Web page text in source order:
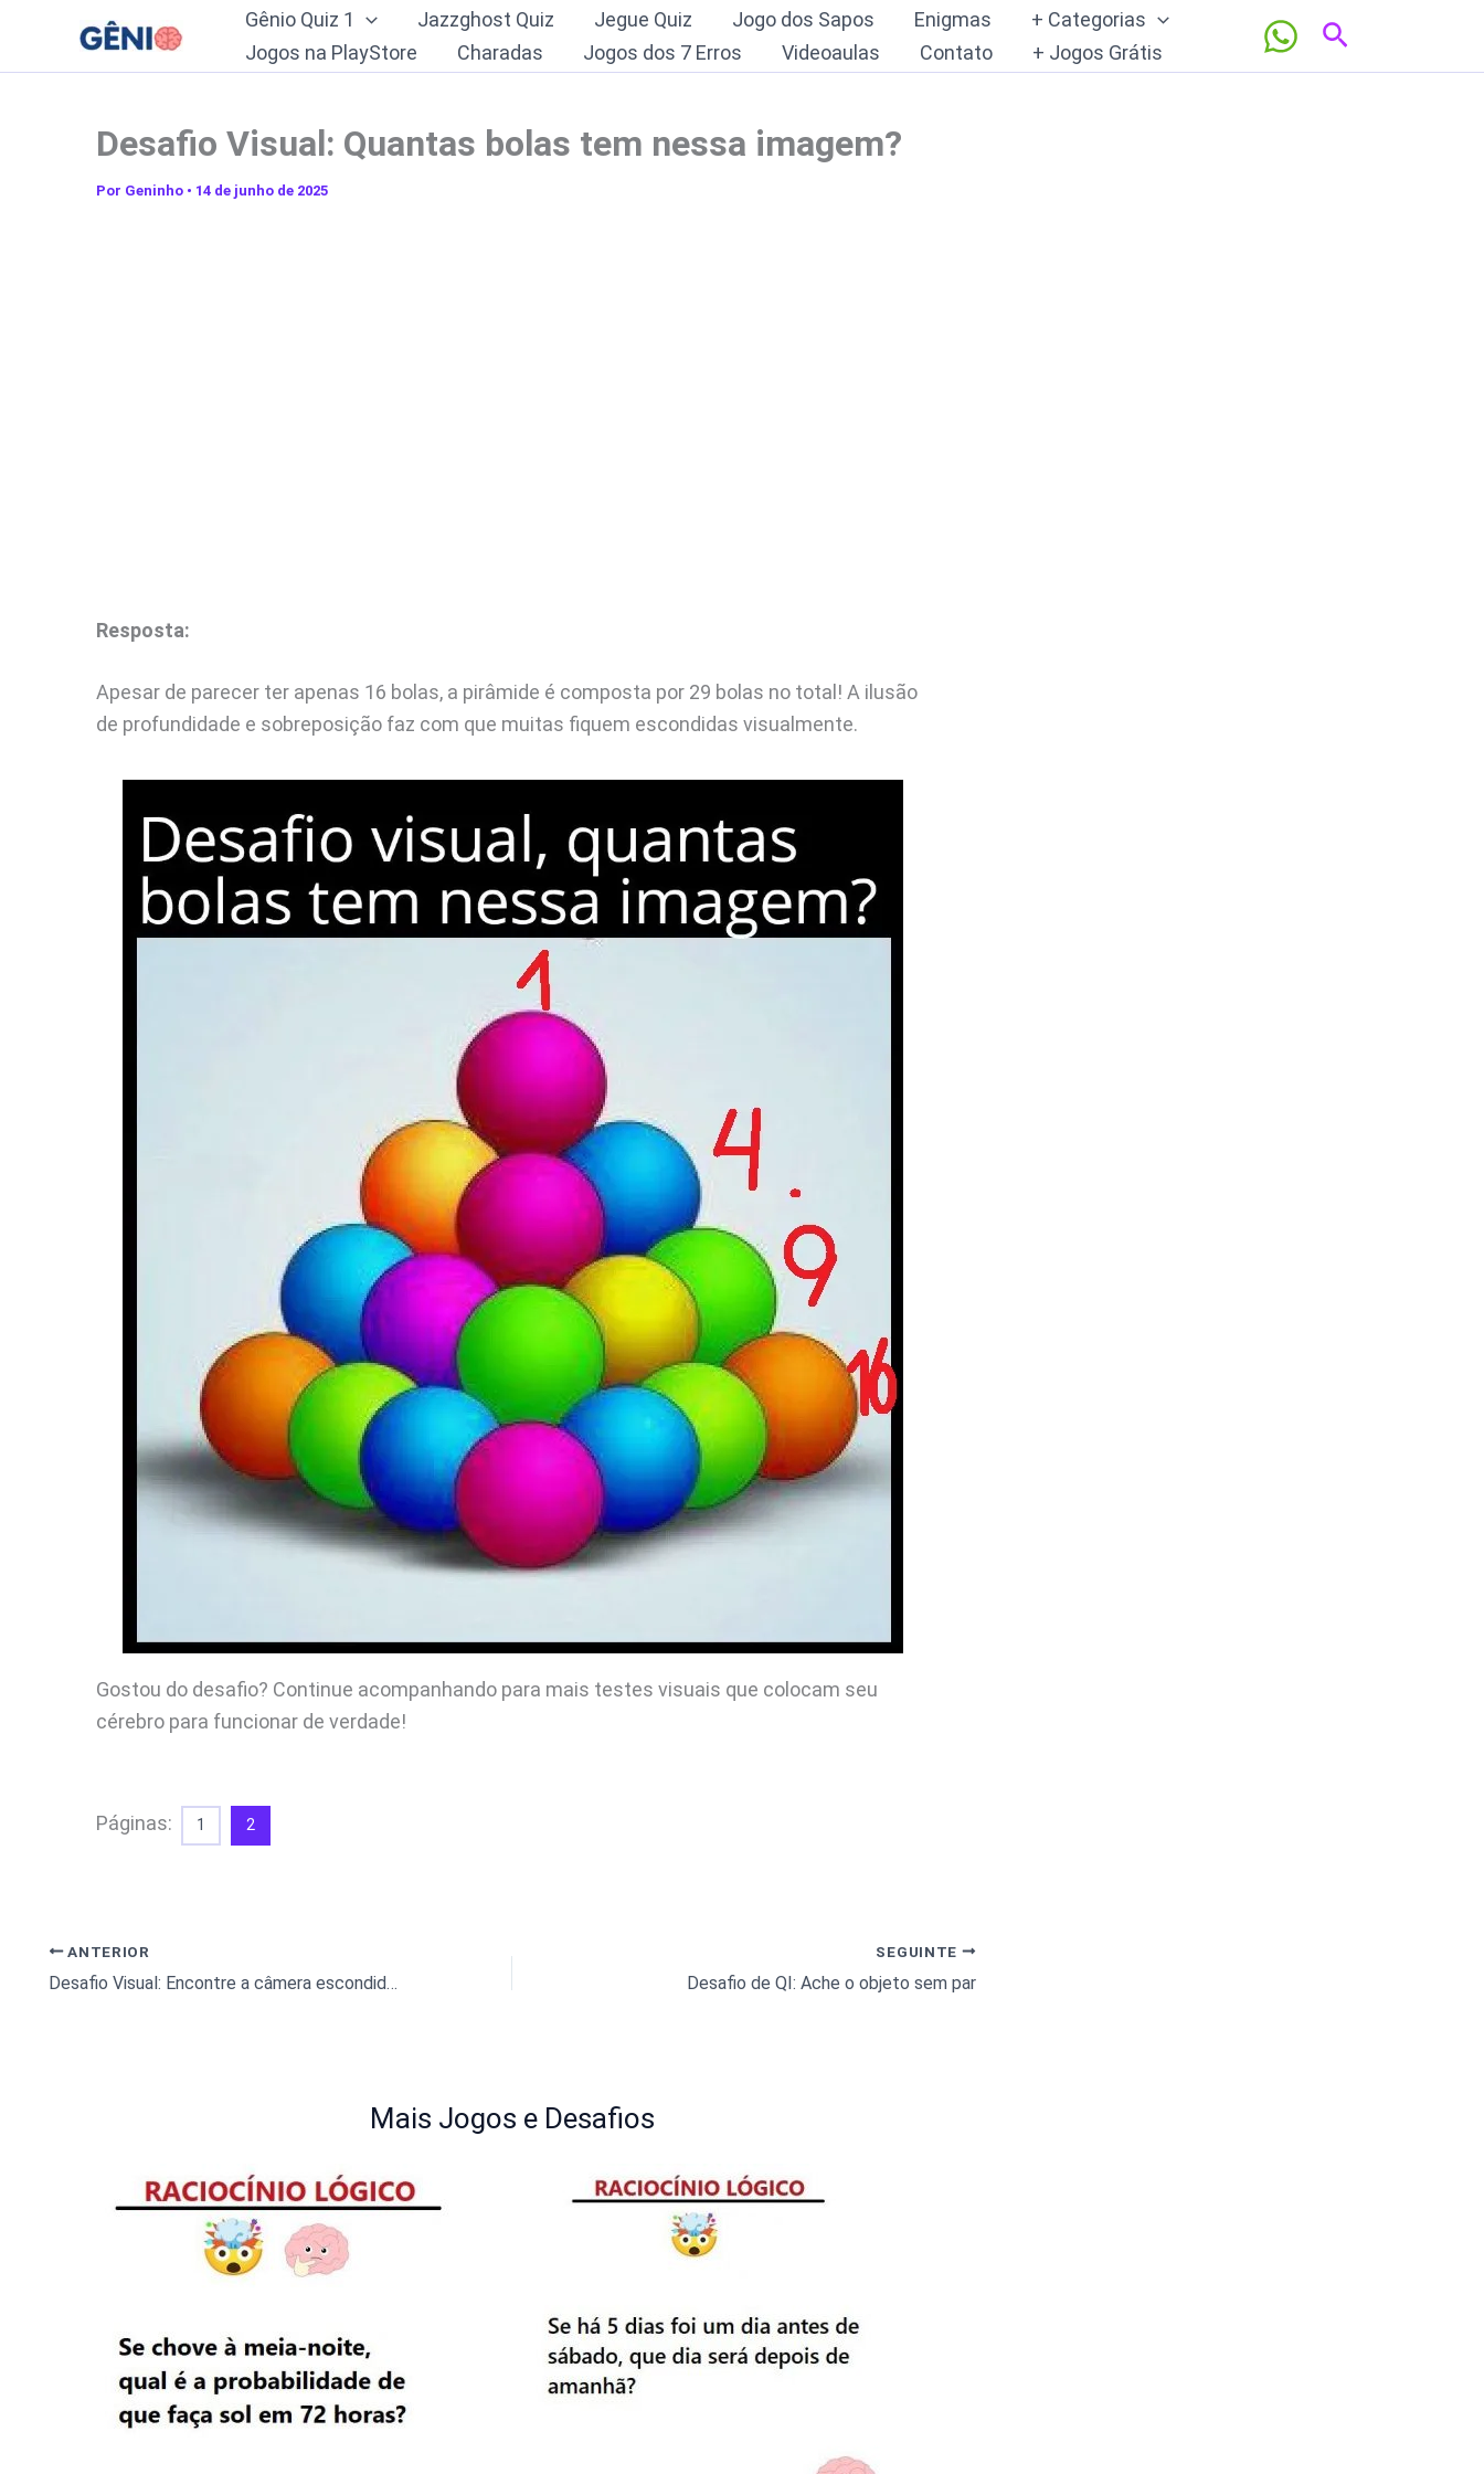
o
Gênio Quiz 1 Jazzghost Quiz Jegue Quiz Jogo dos Sapos Enigmas
+ Categorias
Jogos na PlayStore
Charadas Jogos dos 7 Erros Videoaulas Contato + Jogos Grátis
Pesquisar
Desafio Visual: Quantas bolas tem nessa imagem?
Por Geninho • 14 de junho de 2025
Resposta:
Apesar de parecer ter apenas 16 bolas, a pirâmide é composta por 29 bolas no total! A ilusão
de profundidade e sobreposição faz com que muitas fiquem escondidas visualmente.
Gostou do desafio? Continue acompanhando para mais testes visuais que colocam seu
cérebro para funcionar de verdade!
Páginas: 1 2
ANTERIOR
Desafio Visual: Encontre a câmera escondida na imagem!
SEGUINTE
Desafio de QI: Ache o objeto sem par
Mais Jogos e Desafios